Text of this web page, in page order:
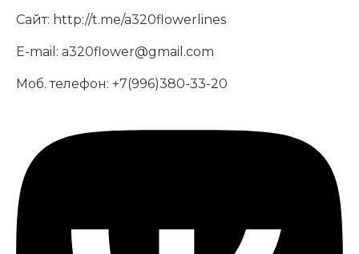
Сайт: http://t.me/a320flowerlines
E-mail: a320flower@gmail.com
Моб. телефон: +7(996)380-33-20